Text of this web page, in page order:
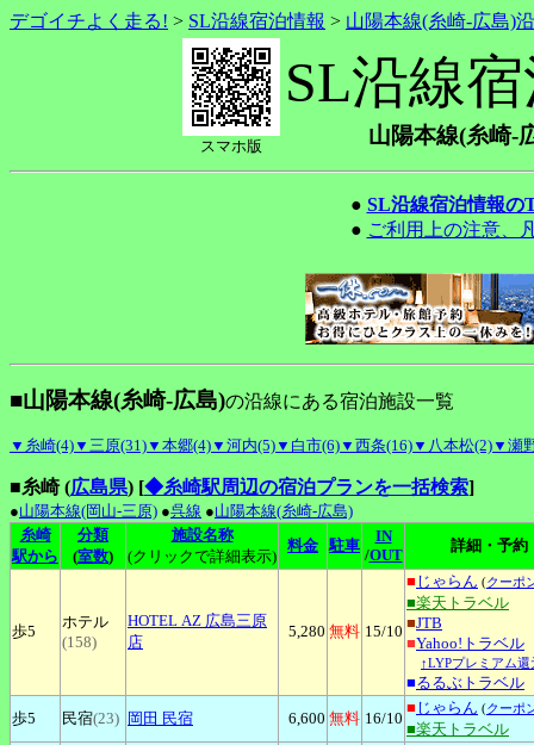
デゴイチよく走る! > SL沿線宿泊情報 > 山陽本線(糸崎-広島)
スマホ版
SL沿線
山陽本線(糸崎-
● SL沿線宿泊情報の
● ご利用上の注意、
■山陽本線(糸崎-広島)の沿線にある宿泊施設一覧
▼糸崎(4)▼三原(31)▼本郷(4)▼河内(5)▼白市(6)▼西条(16)▼八本松(2)▼瀬
■糸崎 (広島県) [◆糸崎駅周辺の宿泊プランを一括検索]
●山陽本線(岡山-三原) ●呉線 ●山陽本線(糸崎-広島)
糸崎
駅から
分類
(室数)
施設名称
(クリックで詳細表示)
料金 駐車
IN
/OUT
詳細・予約
歩5
ホテル
(158)
HOTEL AZ 広島三原
店
5,280 無料 15/10
■ じゃらん (クーポ
■楽天トラベル
■JTB
■Yahoo!トラベル
↑LYPプレミアム還
■るるぶトラベル
歩5
民宿(23) 岡田 民宿 6,600 無料 16/10
■ じゃらん (クーポ
■楽天トラベル